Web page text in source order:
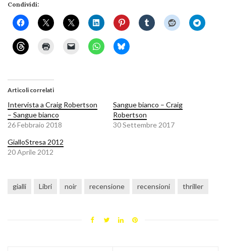
Condividi:
Articoli correlati
Intervista a Craig Robertson
– Sangue bianco
26 Febbraio 2018
Sangue bianco – Craig
Robertson
30 Settembre 2017
GialloStresa 2012
20 Aprile 2012
gialli Libri noir recensione recensioni thriller